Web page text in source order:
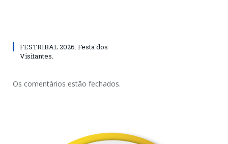
FESTRIBAL 2026: Festa dos
Visitantes.
Os comentários estão fechados.